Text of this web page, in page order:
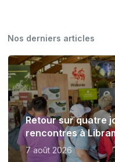
Nos derniers articles
Retour sur quatre
rencontres à
7 août 2026